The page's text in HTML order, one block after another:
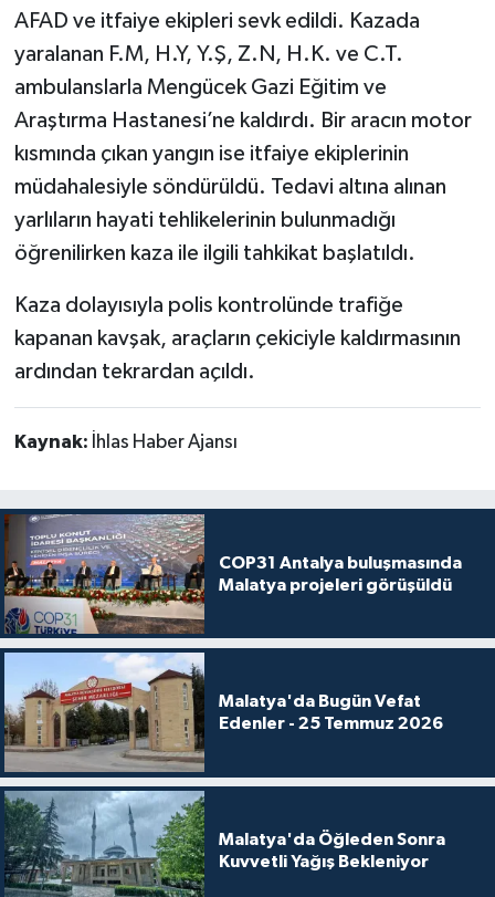
AFAD ve itfaiye ekipleri sevk edildi. Kazada
yaralanan F.M, H.Y, Y.Ş, Z.N, H.K. ve C.T.
ambulanslarla Mengücek Gazi Eğitim ve
Araştırma Hastanesi’ne kaldırdı. Bir aracın motor
kısmında çıkan yangın ise itfaiye ekiplerinin
müdahalesiyle söndürüldü. Tedavi altına alınan
yarlıların hayati tehlikelerinin bulunmadığı
öğrenilirken kaza ile ilgili tahkikat başlatıldı.
Kaza dolayısıyla polis kontrolünde trafiğe
kapanan kavşak, araçların çekiciyle kaldırmasının
ardından tekrardan açıldı.
Kaynak: İhlas Haber Ajansı
COP31 Antalya buluşmasında
Malatya projeleri görüşüldü
Malatya'da Bugün Vefat
Edenler - 25 Temmuz 2026
Malatya'da Öğleden Sonra
Kuvvetli Yağış Bekleniyor